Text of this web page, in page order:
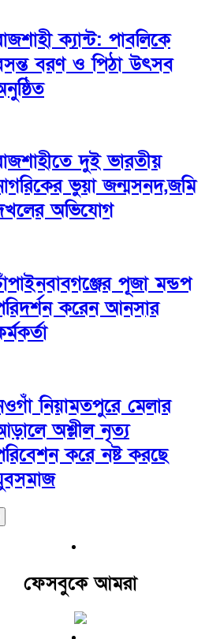
ক্যান্ট: পাবলিকে
বরণ ও পিঠা উৎসব
দুই ভারতীয়
ভুয়া জন্মসনদ,জমি
অভিযোগ
পূজা মন্ডপ
করেন আনসার
নিয়ামতপুরে মেলার
অশ্লীল নৃত্য
করে নষ্ট করছে
ফেসবুকে আমরা